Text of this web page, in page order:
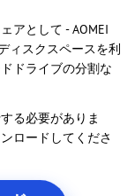
アとして - AOMEI
ィスクスペースを利
ドライブの分割な
る必要がありま
ロードしてくださ